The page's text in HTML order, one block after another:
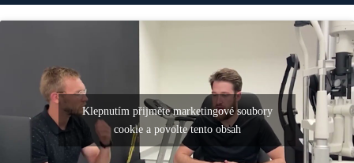
Klepnutím přijměte marketingové soubory
cookie a povolte tento obsah